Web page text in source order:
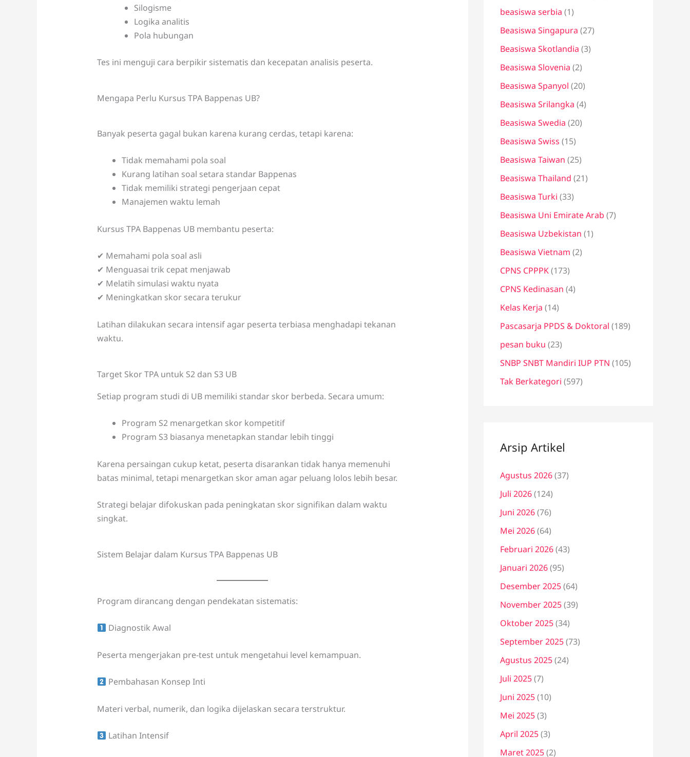
Silogisme
Logika analitis
Pola hubungan
Tes ini menguji cara berpikir sistematis dan kecepatan analisis peserta.
Mengapa Perlu Kursus TPA Bappenas UB?
Banyak peserta gagal bukan karena kurang cerdas, tetapi karena:
Tidak memahami pola soal
Kurang latihan soal setara standar Bappenas
Tidak memiliki strategi pengerjaan cepat
Manajemen waktu lemah
Kursus TPA Bappenas UB membantu peserta:
✔ Memahami pola soal asli
✔ Menguasai trik cepat menjawab
✔ Melatih simulasi waktu nyata
✔ Meningkatkan skor secara terukur
Latihan dilakukan secara intensif agar peserta terbiasa menghadapi tekanan
waktu.
Target Skor TPA untuk S2 dan S3 UB
Setiap program studi di UB memiliki standar skor berbeda. Secara umum:
Program S2 menargetkan skor kompetitif
Program S3 biasanya menetapkan standar lebih tinggi
Karena persaingan cukup ketat, peserta disarankan tidak hanya memenuhi
batas minimal, tetapi menargetkan skor aman agar peluang lolos lebih besar.
Strategi belajar difokuskan pada peningkatan skor signifikan dalam waktu
singkat.
Sistem Belajar dalam Kursus TPA Bappenas UB
Program dirancang dengan pendekatan sistematis:
Diagnostik Awal
Peserta mengerjakan pre-test untuk mengetahui level kemampuan.
Pembahasan Konsep Inti
Materi verbal, numerik, dan logika dijelaskan secara terstruktur.
Latihan Intensif
beasiswa serbia (1)
Beasiswa Singapura (27)
Beasiswa Skotlandia (3)
Beasiswa Slovenia (2)
Beasiswa Spanyol (20)
Beasiswa Srilangka (4)
Beasiswa Swedia (20)
Beasiswa Swiss (15)
Beasiswa Taiwan (25)
Beasiswa Thailand (21)
Beasiswa Turki (33)
Beasiswa Uni Emirate Arab (7)
Beasiswa Uzbekistan (1)
Beasiswa Vietnam (2)
CPNS CPPPK(173)
CPNS Kedinasan (4)
Kelas Kerja (14)
Pascasarja PPDS & Doktoral (189)
pesan buku (23)
SNBP SNBT Mandiri IUP PTN (105)
Tak Berkategori (597)
Arsip Artikel
Agustus 2026(37)
Juli 2026(124)
Juni 2026(76)
Mei 2026(64)
Februari 2026(43)
Januari 2026(95)
Desember 2025(64)
November 2025(39)
Oktober 2025(34)
September 2025(73)
Agustus 2025(24)
Juli 2025(7)
Juni 2025(10)
Mei 2025(3)
April 2025(3)
Maret 2025(2)